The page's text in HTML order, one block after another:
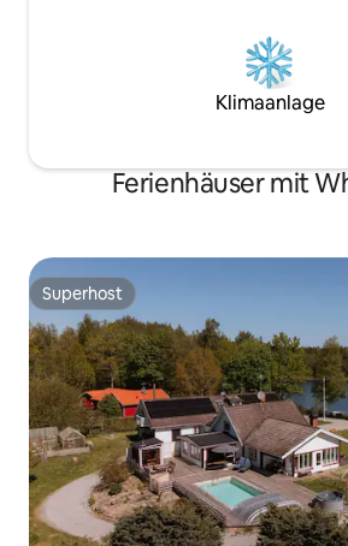
Klimaanlage
Ferienhäuser mit
Superhost
Superhost